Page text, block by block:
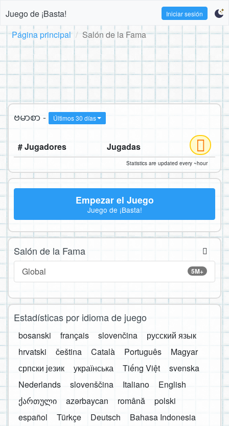
Juego de ¡Basta! Iniciar sesión
Página principal Salón de la Fama
ဗမာစာ - Últimos 30 días
# Jugadores Jugadas
Statistics are updated every ~hour
Empezar el Juego
Juego de ¡Basta!
Salón de la Fama
5M+
Global
Estadísticas por idioma de juego
bosanski français slovenčina
русский язык
hrvatski
čeština Català Português
Magyar
српски језик
українська Tiếng Việt
svenska
Nederlands
slovenščina Italiano
English
ქართული
azərbaycan română
polski
español
Türkçe Deutsch
Bahasa Indonesia